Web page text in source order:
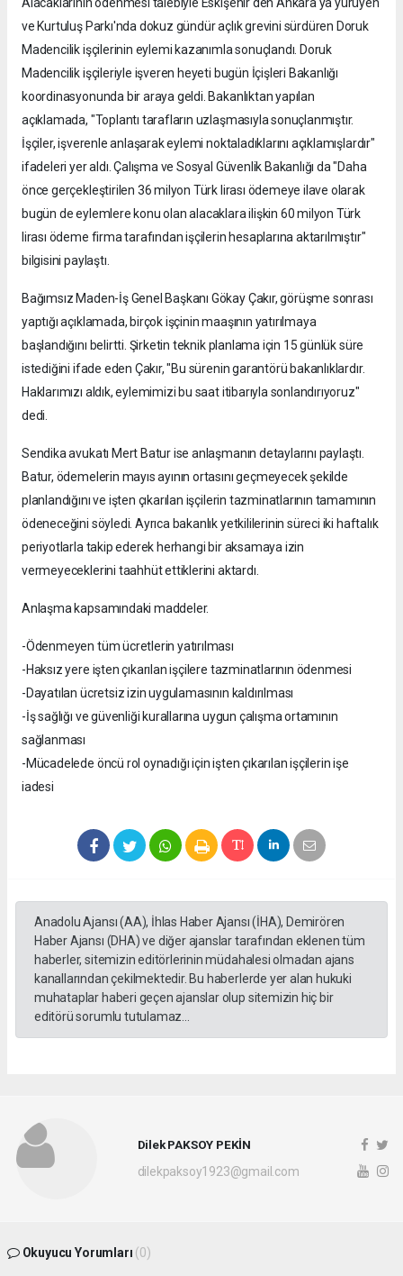
ve Kurtuluş Parkı'nda dokuz gündür açlık grevini sürdüren Doruk
Madencilik işçilerinin eylemi kazanımla sonuçlandı. Doruk
Madencilik işçileriyle işveren heyeti bugün İçişleri Bakanlığı
koordinasyonunda bir araya geldi. Bakanlıktan yapılan
açıklamada, "Toplantı tarafların uzlaşmasıyla sonuçlanmıştır.
İşçiler, işverenle anlaşarak eylemi noktaladıklarını açıklamışlardır"
ifadeleri yer aldı. Çalışma ve Sosyal Güvenlik Bakanlığı da "Daha
önce gerçekleştirilen 36 milyon Türk lirası ödemeye ilave olarak
bugün de eylemlere konu olan alacaklara ilişkin 60 milyon Türk
lirası ödeme firma tarafından işçilerin hesaplarına aktarılmıştır"
bilgisini paylaştı.
Bağımsız Maden-İş Genel Başkanı Gökay Çakır, görüşme sonrası
yaptığı açıklamada, birçok işçinin maaşının yatırılmaya
başlandığını belirtti. Şirketin teknik planlama için 15 günlük süre
istediğini ifade eden Çakır, "Bu sürenin garantörü bakanlıklardır.
Haklarımızı aldık, eylemimizi bu saat itibarıyla sonlandırıyoruz"
dedi.
Sendika avukatı Mert Batur ise anlaşmanın detaylarını paylaştı.
Batur, ödemelerin mayıs ayının ortasını geçmeyecek şekilde
planlandığını ve işten çıkarılan işçilerin tazminatlarının tamamının
ödeneceğini söyledi. Ayrıca bakanlık yetkililerinin süreci iki haftalık
periyotlarla takip ederek herhangi bir aksamaya izin
vermeyeceklerini taahhüt ettiklerini aktardı.
Anlaşma kapsamındaki maddeler.
-Ödenmeyen tüm ücretlerin yatırılması
-Haksız yere işten çıkarılan işçilere tazminatlarının ödenmesi
-Dayatılan ücretsiz izin uygulamasının kaldırılması
-İş sağlığı ve güvenliği kurallarına uygun çalışma ortamının
sağlanması
-Mücadelede öncü rol oynadığı için işten çıkarılan işçilerin işe
iadesi
Anadolu Ajansı (AA), İhlas Haber Ajansı (İHA), Demirören
Haber Ajansı (DHA) ve diğer ajanslar tarafından eklenen tüm
haberler, sitemizin editörlerinin müdahalesi olmadan ajans
kanallarından çekilmektedir. Bu haberlerde yer alan hukuki
muhataplar haberi geçen ajanslar olup sitemizin hiç bir
editörü sorumlu tutulamaz...
Dilek PAKSOY PEKİN
dilekpaksoy1923@gmail.com
Okuyucu Yorumları (0)